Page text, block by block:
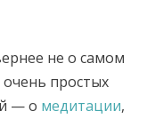
не о самом
очень простых
— о медитации,